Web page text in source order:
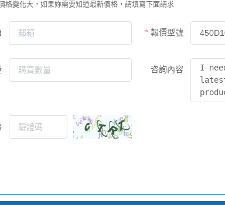
格變化大，如果妳需要知道最新價格，請填寫下面請求
報價型號
咨詢內容